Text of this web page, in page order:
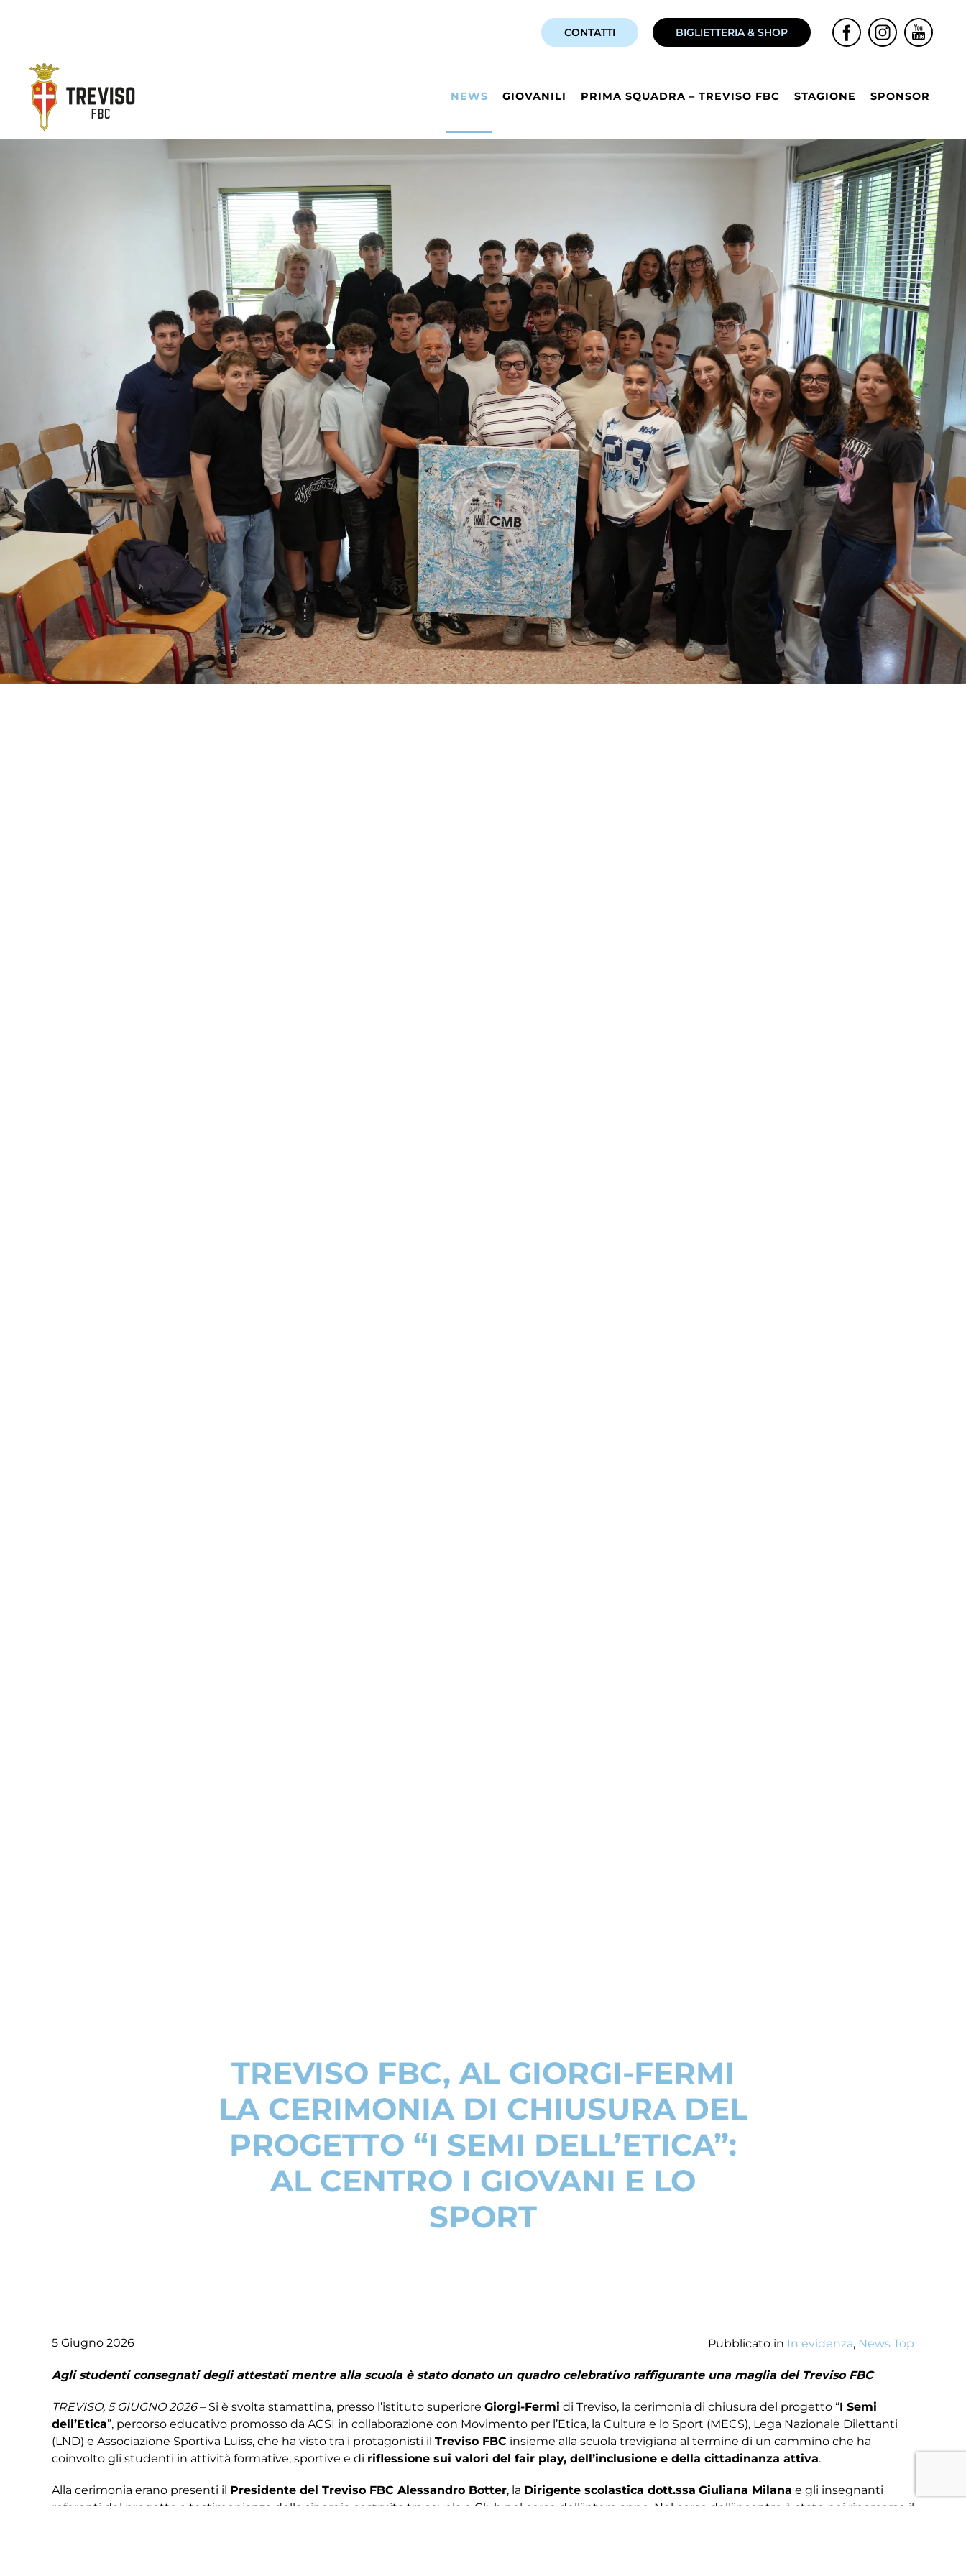
CONTATTI BIGLIETTERIA & SHOP
NEWS GIOVANILI PRIMA SQUADRA – TREVISO FBC STAGIONE SPONSOR
TREVISO FBC, AL GIORGI-FERMI
LA CERIMONIA DI CHIUSURA DEL
PROGETTO “I SEMI DELL’ETICA”:
AL CENTRO I GIOVANI E LO
SPORT
5 Giugno 2026 Pubblicato in In evidenza, News Top
Agli studenti consegnati degli attestati mentre alla scuola è stato donato un quadro celebrativo raffigurante una maglia del Treviso FBC
TREVISO, 5 GIUGNO 2026– Si è svolta stamattina, presso l’istituto superiore Giorgi-Fermi di Treviso, la cerimonia di chiusura del progetto “I Semi
dell’Etica”, percorso educativo promosso da ACSI in collaborazione con Movimento per l’Etica, la Cultura e lo Sport (MECS), Lega Nazionale Dilettanti
(LND) e Associazione Sportiva Luiss, che ha visto tra i protagonisti il Treviso FBC insieme alla scuola trevigiana al termine di un cammino che ha
coinvolto gli studenti in attività formative, sportive e di riflessione sui valori del fair play, dell’inclusione e della cittadinanza attiva.
Alla cerimonia erano presenti il Presidente del Treviso FBC Alessandro Botter, la Dirigente scolastica dott.ssa Giuliana Milana e gli insegnanti
referenti del progetto a testimonianza della sinergia costruita tra scuola e Club nel corso dell’intero anno. Nel corso dell’incontro è stato poi ripercorso il